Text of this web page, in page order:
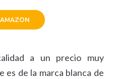
a un precio muy
es de la marca blanca de